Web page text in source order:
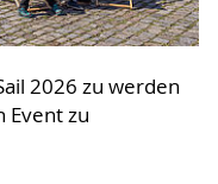
2026 zu werden
Event zu